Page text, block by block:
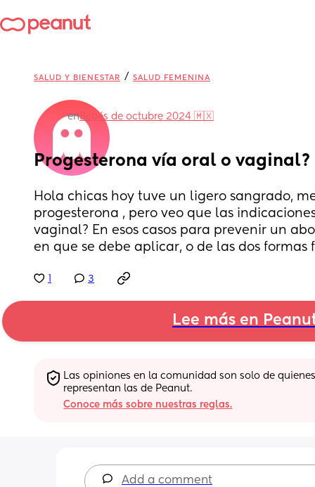
SALUD Y BIENESTAR / SALUD FEMENINA
enBebés de octubre 2024 🇲🇽
Progesterona vía oral o vaginal?
Hola chicas hoy tuve un ligero sangrado,
progesterona , pero veo que las
vaginal? En esos casos para prevenir un
en que se debe aplicar, o de las dos formas
3
Lee más en
Las opiniones en la comunidad son solo de
representan las de Peanut.
Conoce más sobre nuestras reglas.
Add a comment